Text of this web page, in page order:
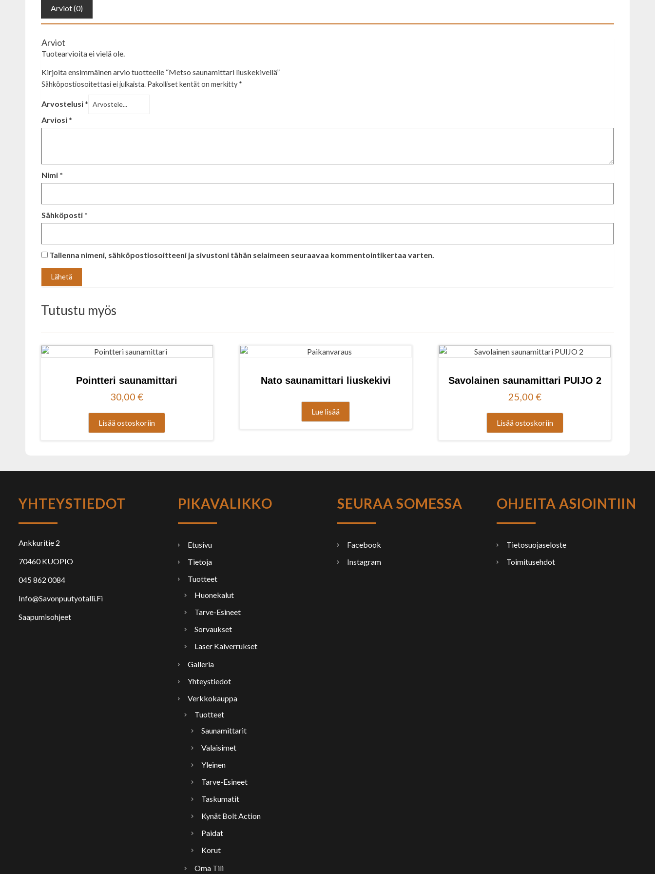
Arviot (0)
Arviot
Tuotearvioita ei vielä ole.
Kirjoita ensimmäinen arvio tuotteelle “Metso saunamittari liuskekivellä”
Sähköpostiosoitettasi ei julkaista. Pakolliset kentät on merkitty *
Arvostelusi *
Arviosi *
Nimi *
Sähköposti *
Tallenna nimeni, sähköpostiosoitteeni ja sivustoni tähän selaimeen seuraavaa kommentointikertaa varten.
Tutustu myös
Pointteri saunamittari
30,00€
Lisää ostoskoriin
Nato saunamittari liuskekivi
Lue lisää
Savolainen saunamittari PUIJO 2
25,00 €
Lisää ostoskoriin
YHTEYSTIEDOT
Ankkuritie 2
70460 KUOPIO
045 862 0084
Info@savonpuutyotalli.fi
Saapumisohjeet
PIKAVALIKKO
Etusivu
Tietoja
Tuotteet
Huonekalut
Tarve-Esineet
Sorvaukset
Laser Kaiverrukset
Galleria
Yhteystiedot
Verkkokauppa
Tuotteet
Saunamittarit
Valaisimet
Yleinen
Tarve-Esineet
Taskumatit
Kynät Bolt Action
Paidat
Korut
Oma Tili
SEURAA SOMESSA
Facebook
Instagram
OHJEITA ASIOINTIIN
Tietosuojaseloste
Toimitusehdot